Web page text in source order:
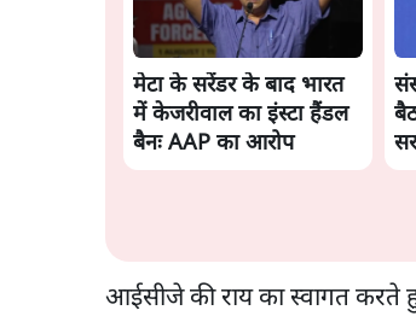
मेटा के सरेंडर के बाद भारत
में केजरीवाल का इंस्टा हैंडल
बैनः AAP का आरोप
आईसीजे की राय का स्वागत करते